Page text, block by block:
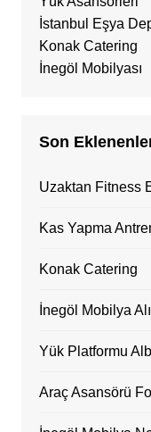
İstanbul Eşya
Konak Catering
İnegöl Mobilyası
Son
Uzaktan Fitness
Kas Yapma
Konak Catering
İnegöl Mobilya
Yük Platformu
Araç Asansörü